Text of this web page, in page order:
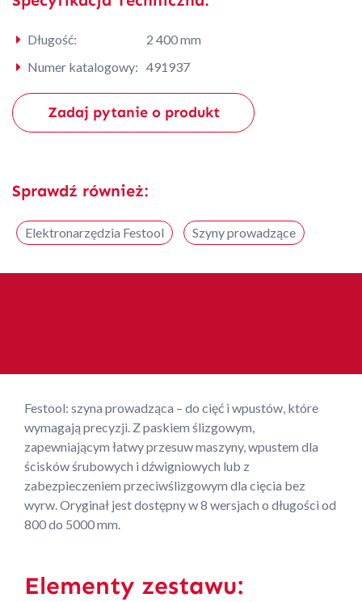
Długość:
2 400 mm
Numer katalogowy: 491937
Zadaj pytanie o produkt
Sprawdź również:
Elektronarzędzia Festool Szyny prowadzące
Festool: szyna prowadząca – do cięć i wpustów, które
wymagają precyzji. Z paskiem ślizgowym,
zapewniającym łatwy przesuw maszyny, wpustem dla
ścisków śrubowych i dźwigniowych lub z
zabezpieczeniem przeciwślizgowym dla cięcia bez
wyrw. Oryginał jest dostępny w 8 wersjach o długości od
800 do 5000 mm.
Elementy zestawu: